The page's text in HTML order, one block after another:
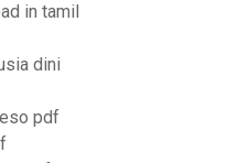
in tamil
dini
pdf